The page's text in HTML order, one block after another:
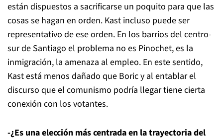
están dispuestos a sacrificarse un poquito para que las
cosas se hagan en orden. Kast incluso puede ser
representativo de ese orden. En los barrios del centro-
sur de Santiago el problema no es Pinochet, es la
inmigración, la amenaza al empleo. En este sentido,
Kast está menos dañado que Boric y al entablar el
discurso que el comunismo podría llegar tiene cierta
conexión con los votantes.
-¿Es una elección más centrada en la trayectoria del